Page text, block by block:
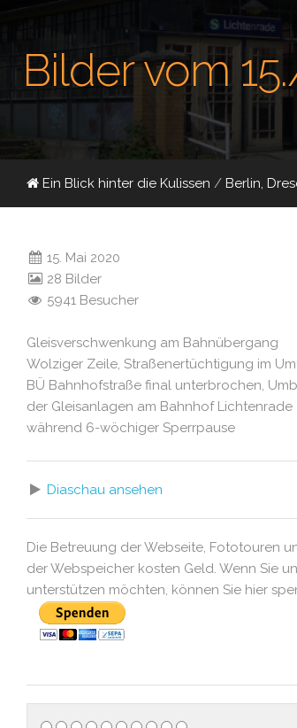
Bilder vom
Ein Blick hinter die Kulissen / Berlin,
15. Mai 2020
28 Bilder
5941 Besucher
Gleisverschwenkung am Bahnübergang
Wolziger Zeile, Straßenertüchtigung im
BÜ Bahnhofstraße final unterbrochen,
der Gleisanlagen am Bahnhof Lichtenrade
während 6-wöchiger Sperrpause
Diaschau ansehen
Die Betreuung der Webseite, Fototouren
der Webspeicher kosten Geld. Wenn Sie
unterstützen möchten, können Sie hier